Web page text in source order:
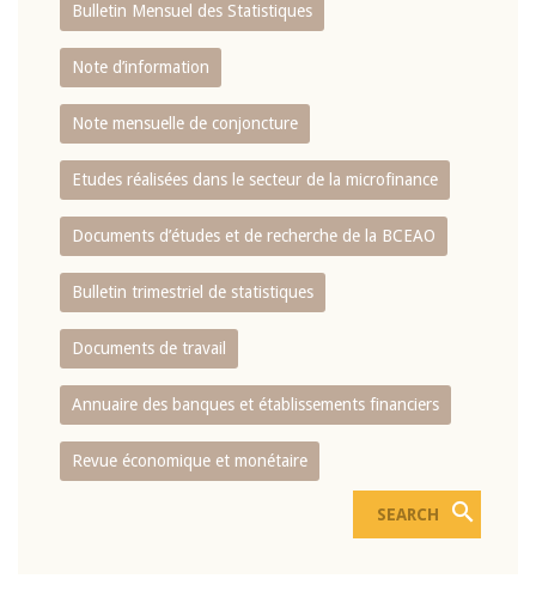
Bulletin Mensuel des Statistiques
Note d’information
Note mensuelle de conjoncture
Etudes réalisées dans le secteur de la microfinance
Documents d’études et de recherche de la BCEAO
Bulletin trimestriel de statistiques
Documents de travail
Annuaire des banques et établissements financiers
Revue économique et monétaire